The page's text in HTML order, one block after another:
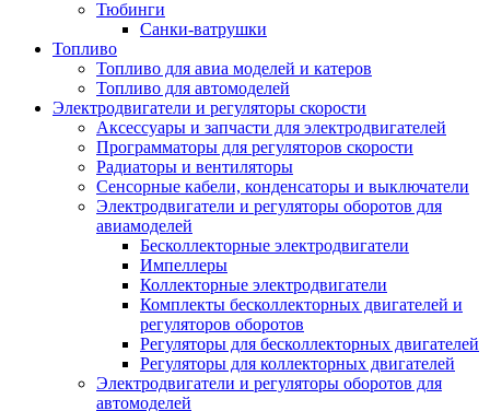
Тюбинги
Санки-ватрушки
Топливо
Топливо для авиа моделей и катеров
Топливо для автомоделей
Электродвигатели и регуляторы скорости
Аксессуары и запчасти для электродвигателей
Программаторы для регуляторов скорости
Радиаторы и вентиляторы
Сенсорные кабели, конденсаторы и выключатели
Электродвигатели и регуляторы оборотов для
авиамоделей
Бесколлекторные электродвигатели
Импеллеры
Коллекторные электродвигатели
Комплекты бесколлекторных двигателей и
регуляторов оборотов
Регуляторы для бесколлекторных двигателей
Регуляторы для коллекторных двигателей
Электродвигатели и регуляторы оборотов для
автомоделей